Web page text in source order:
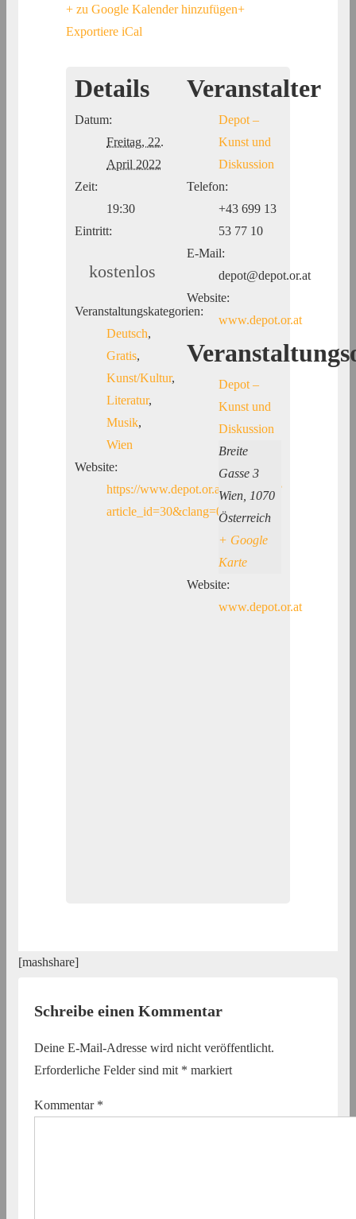
+ zu Google Kalender hinzufügen+
Exportiere iCal
Details
Datum:
Freitag, 22.
April 2022
Zeit:
19:30
Eintritt:
kostenlos
Veranstaltungskategorien:
Deutsch,
Gratis,
Kunst/Kultur,
Literatur,
Musik,
Wien
Website:
https://www.depot.or.at/index.php?
article_id=30&clang=0
Veranstalter
Depot –
Kunst und
Diskussion
Telefon:
+43 699 13
53 77 10
E-Mail:
depot@depot.or.at
Website:
www.depot.or.at
Depot –
Kunst und
Diskussion
Breite
Gasse 3
Wien 1070
Österreich
+ Google
Karte
Website:
www.depot.or.at
[mashshare]
Schreibe einen Kommentar
Deine E-Mail-Adresse wird nicht veröffentlicht.
Erforderliche Felder sind mit * markiert
Kommentar *